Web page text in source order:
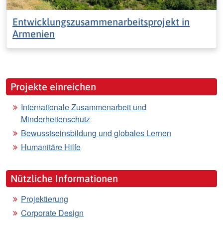
Entwicklungszusammenarbeitsprojekt in
Armenien
Projekte einreichen
Internationale Zusammenarbeit und
Minderheitenschutz
Bewusstseinsbildung und globales Lernen
Humanitäre Hilfe
Nützliche Informationen
Projektierung
Corporate Design